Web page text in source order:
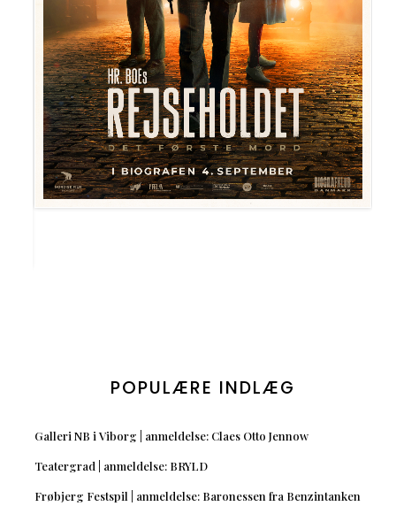
POPULÆRE INDLÆG
Galleri NB i Viborg | anmeldelse: Claes Otto Jennow
Teatergrad | anmeldelse: BRYLD
Frøbjerg Festspil | anmeldelse: Baronessen fra Benzintanken